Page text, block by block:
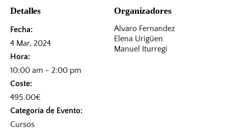
Detalles
Fecha:
4 Mar, 2024
Hora:
10:00 am - 2:00 pm
Coste:
495.00€
Categoría de Evento:
Cursos
Organizadores
Alvaro Fernandez
Elena Urigüen
Manuel Iturregi